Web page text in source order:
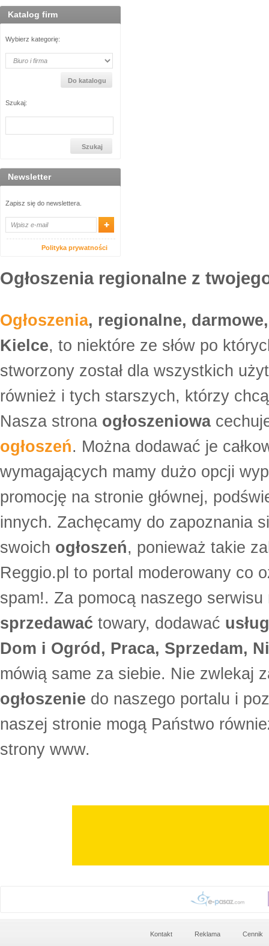
Katalog firm
Wybierz kategorię:
Szukaj:
Newsletter
Zapisz się do newslettera.
Polityka prywatności
Ogłoszenia regionalne z
Ogłoszenia, regionalne,
Kielce, to niektóre ze słów po
stworzony został dla wszystkich
również i tych starszych, którzy
Nasza strona ogłoszeniowa
ogłoszeń. Można dodawać je
wymagających mamy dużo opcji
promocję na stronie głównej,
innych. Zachęcamy do zapoznania
swoich ogłoszeń, ponieważ takie
Reggio.pl to portal moderowany co
spam!. Za pomocą naszego
sprzedawać towary, dodawać
Dom i Ogród, Praca, Sprzedam,
mówią same za siebie. Nie zwlekaj
ogłoszenie do naszego portalu i
naszej stronie mogą Państwo
strony www.
Kontakt Reklama Cennik